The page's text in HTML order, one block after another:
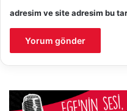
adresim ve site adresim bu